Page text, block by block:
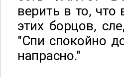
верить в то,
этих борцов,
"Спи спокойно
напрасно."